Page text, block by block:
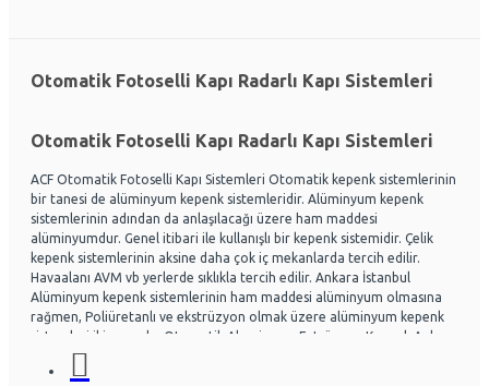
Otomatik Fotoselli Kapı Radarlı Kapı Sistemleri
Otomatik Fotoselli Kapı Radarlı Kapı Sistemleri
ACF Otomatik Fotoselli Kapı Sistemleri Otomatik kepenk sistemlerinin
bir tanesi de alüminyum kepenk sistemleridir. Alüminyum kepenk
sistemlerinin adından da anlaşılacağı üzere ham maddesi
alüminyumdur. Genel itibari ile kullanışlı bir kepenk sistemidir. Çelik
kepenk sistemlerinin aksine daha çok iç mekanlarda tercih edilir.
Havaalanı AVM vb yerlerde sıklıkla tercih edilir. Ankara İstanbul
Alüminyum kepenk sistemlerinin ham maddesi alüminyum olmasına
rağmen, Poliüretanlı ve ekstrüzyon olmak üzere alüminyum kepenk
sistemleri ikiye ayrılır. Otomatik Aluminyum Extrüzyon Kepenk Ankara
ve İstanbul başta olmak üzere Ülke genelinde hayli tercih
edilmektedir. Acf otomatik kapı sistemleri Otomatik kapı radarlı kapı,